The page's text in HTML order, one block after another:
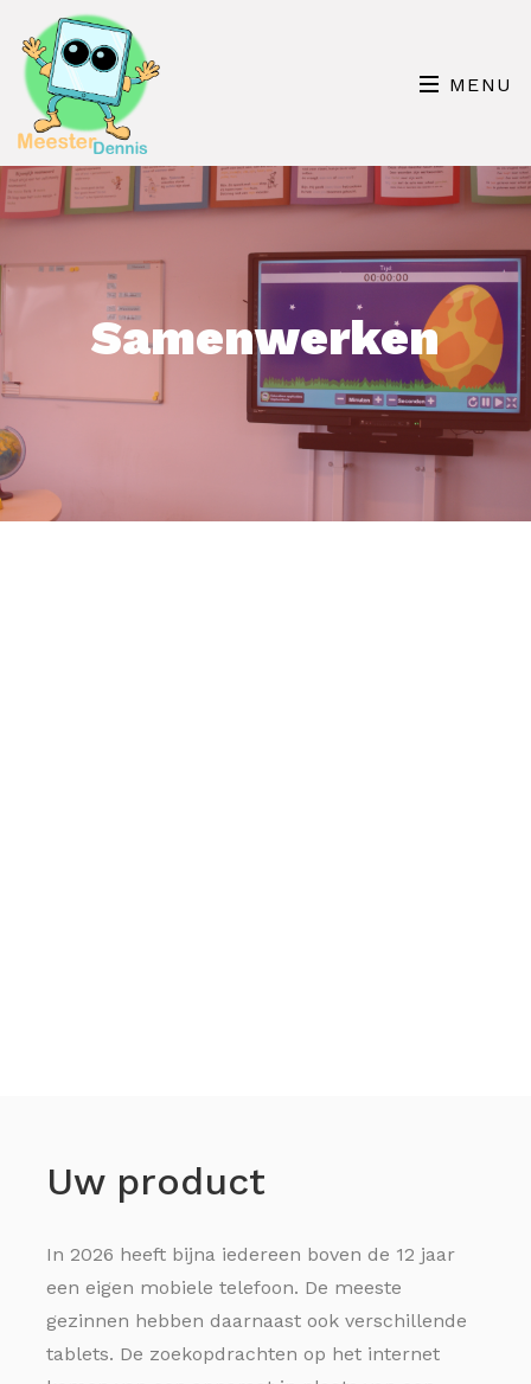
MENU
Samenwerken
Uw product
In 2026 heeft bijna iedereen boven de 12 jaar
een eigen mobiele telefoon. De meeste
gezinnen hebben daarnaast ook verschillende
tablets. De zoekopdrachten op het internet